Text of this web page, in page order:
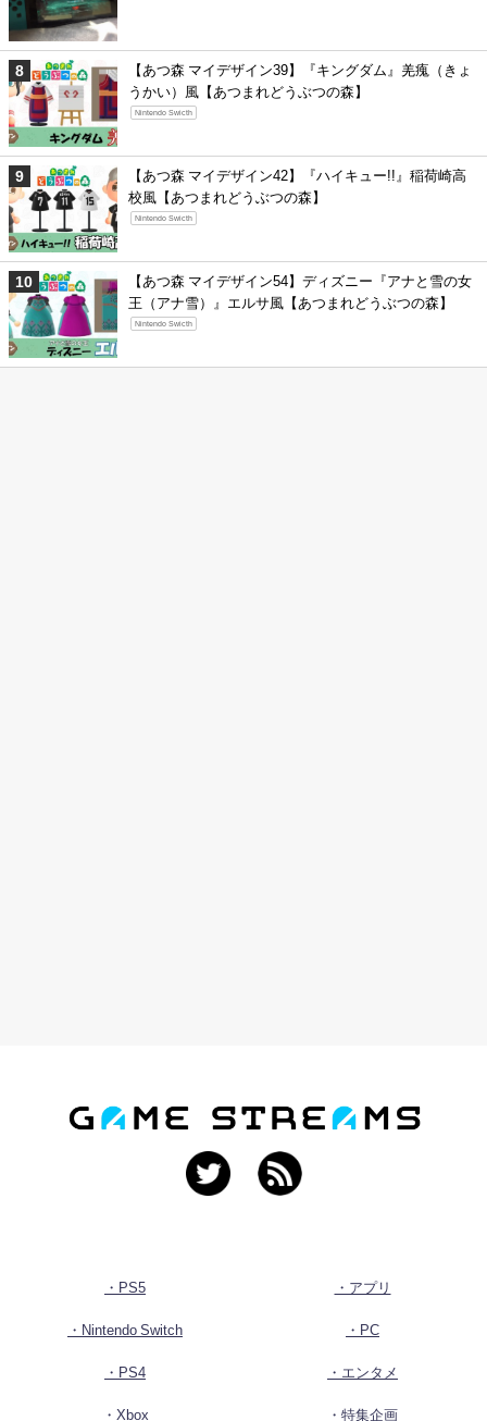
【あつ森 マイデザイン39】『キングダム』羌瘣（きょ
うかい）風【あつまれどうぶつの森】
Nintendo Swicth
【あつ森 マイデザイン42】『ハイキュー!!』稲荷崎高
校風【あつまれどうぶつの森】
Nintendo Swicth
【あつ森 マイデザイン54】ディズニー『アナと雪の女
王（アナ雪）』エルサ風【あつまれどうぶつの森】
Nintendo Swicth
・PS5
・Nintendo Switch
・PS4
・Xbox
・アプリ
・PC
・エンタメ
・特集企画